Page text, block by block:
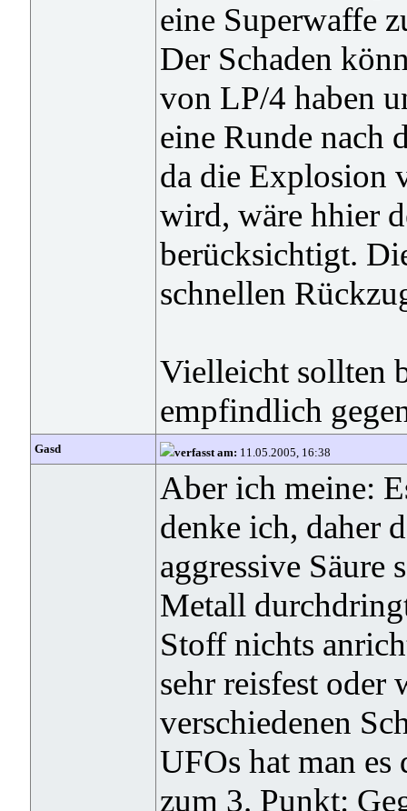
eine Superwaffe
Der Schaden
von LP/4 haben
eine Runde nach
da die Explosion
wird, wäre hhier
berücksichtigt.
schnellen
Vielleicht sollten
empfindlich
Gasd verfasst am: 11.05.2005, 16:38
Aber ich meine:
denke ich, daher
aggressive Säure
Metall
Stoff nichts
sehr reisfest oder
verschiedenen
UFOs hat man
zum 3. Punkt: